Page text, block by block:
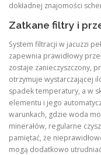
dokładnej znajomości
Zatkane filtry i
System filtracji w jacuzzi
zapewnia prawidłowy
zostaje zanieczyszczony,
otrzymuje wystarczającej
spadek temperatury, a w
elementu i jego
warunkach, gdzie woda
minerałów, regularne
pamiętać, że
mogą dodatkowo